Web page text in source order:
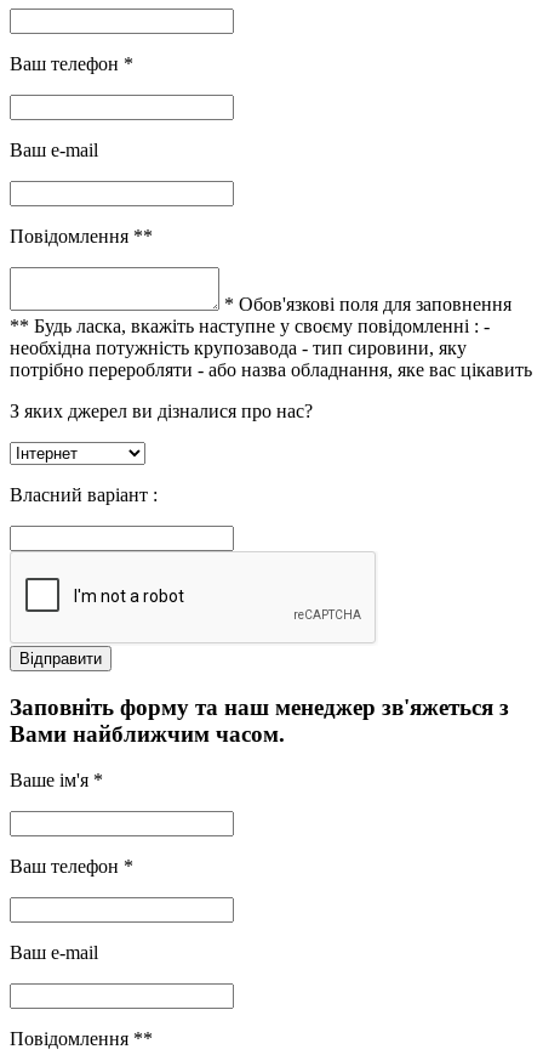
Ваш телефон *
Ваш e-mail
Повідомлення **
* Обов'язкові поля для заповнення
** Будь ласка, вкажіть наступне у своєму повідомленні : -
необхідна потужність крупозавода - тип сировини, яку
потрібно переробляти - або назва обладнання, яке вас цікавить
З яких джерел ви дізналися про нас?
Власний варіант :
Заповніть форму та наш менеджер зв'яжеться з
Вами найближчим часом.
Ваше ім'я *
Ваш телефон *
Ваш e-mail
Повідомлення **